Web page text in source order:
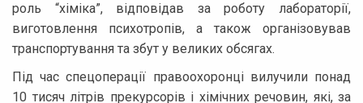
роль “хіміка”, відповідав за роботу лабораторії,
виготовлення психотропів, а також організовував
транспортування та збут у великих обсягах.
Під час спецоперації правоохоронці вилучили понад
10 тисяч літрів прекурсорів і хімічних речовин, які, за